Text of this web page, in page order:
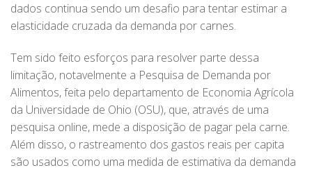
dados continua sendo um desafio para tentar estimar a
elasticidade cruzada da demanda por carnes.
Tem sido feito esforços para resolver parte dessa
limitação, notavelmente a Pesquisa de Demanda por
Alimentos, feita pelo departamento de Economia Agrícola
da Universidade de Ohio (OSU), que, através de uma
pesquisa online, mede a disposição de pagar pela carne.
Além disso, o rastreamento dos gastos reais per capita
são usados como uma medida de estimativa da demanda